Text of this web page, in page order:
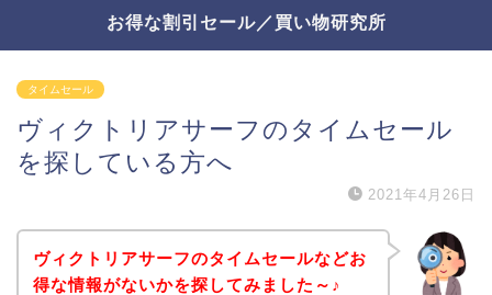
お得な割引セール／買い物研究所
タイムセール
ヴィクトリアサーフのタイムセール
を探している方へ
2021年4月26日
ヴィクトリアサーフのタイムセールなどお
得な情報がないかを探してみました～♪